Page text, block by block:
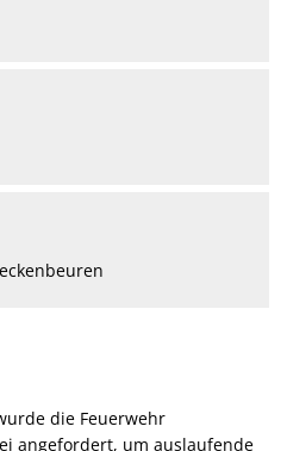
die Feuerwehr
angefordert, um auslaufende